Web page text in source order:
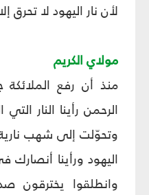
لأن نار اليهود لا تحرق
مولاي الكريم‏
منذ أن رفع
الرحمن رأينا النار
وتحوّلت إلى شهب
اليهود ورأينا
وانطلقوا يخترقون